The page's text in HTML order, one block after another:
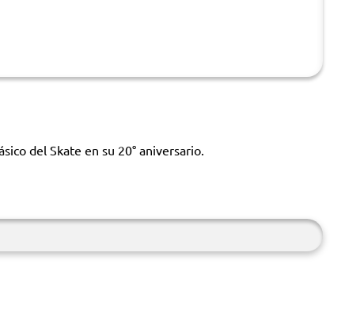
del Skate en su 20° aniversario.